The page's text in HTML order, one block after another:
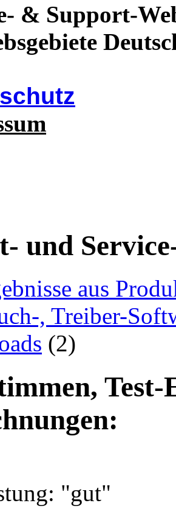
& Support-
und
aus
, Treiber-
(2)
"gut"